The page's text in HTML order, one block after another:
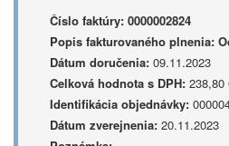
Číslo faktúry: 0000002824
Popis fakturovaného plnenia:
Dátum doručenia: 09.11.2023
Celková hodnota s DPH: 238,80
Identifikácia objednávky:
Dátum zverejnenia: 20.11.2023